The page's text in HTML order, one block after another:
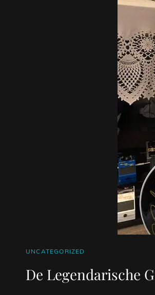
CAT
UNCATEGORIZED
De Legendarische